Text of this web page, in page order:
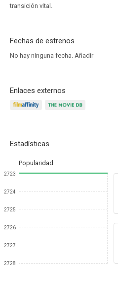
transición vital.
Fechas de estrenos
No hay ninguna fecha. Añadir
Enlaces externos
Estadísticas
Popularidad
2723
2724
2725
2726
2727
2728